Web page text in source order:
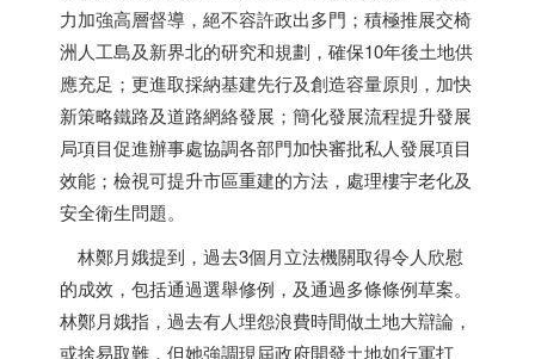
力加強高層督導，絕不容許政出多門；積極推展交椅
洲人工島及新界北的研究和規劃，確保10年後土地供
應充足；更進取採納基建先行及創造容量原則，加快
新策略鐵路及道路網絡發展；簡化發展流程提升發展
局項目促進辦事處協調各部門加快審批私人發展項目
效能；檢視可提升市區重建的方法，處理樓宇老化及
安全衛生問題。
林鄭月娥提到，過去3個月立法機關取得令人欣慰
的成效，包括通過選舉修例，及通過多條條例草案。
林鄭月娥指，過去有人埋怨浪費時間做土地大辯論，
或捨易取難，但她強調現屆政府開發土地如行軍打